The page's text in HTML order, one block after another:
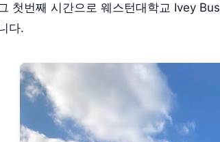
첫번째 시간으로 웨스턴대학교 Ivey
다.